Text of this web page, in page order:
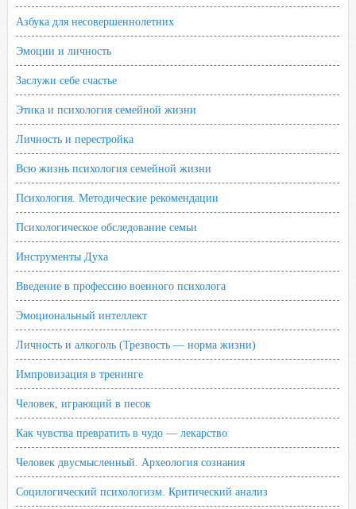
Азбука для несовершеннолетних
Эмоции и личность
Заслужи себе счастье
Этика и психология семейной жизни
Личность и перестройка
Всю жизнь психология семейной жизни
Психология. Методические рекомендации
Психологическое обследование семьи
Инструменты Духа
Введение в профессию военного психолога
Эмоциональный интеллект
Личность и алкоголь (Трезвость — норма жизни)
Импровизация в тренинге
Человек, играющий в песок
Как чувства превратить в чудо — лекарство
Человек двусмысленный. Археология сознания
Социлогический психологизм. Критический анализ